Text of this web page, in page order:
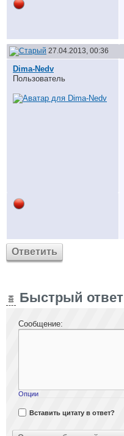
27.04.2013, 00:36
Dima-Nedv
Пользователь
Ответить
Быстрый ответ
Сообщение:
Опции
Вставить цитату в ответ?